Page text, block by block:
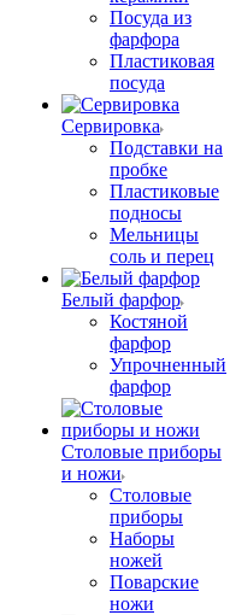
Посуда из
фарфора
Пластиковая
посуда
Сервировка
Подставки на
пробке
Пластиковые
подносы
Мельницы
соль и перец
Белый фарфор
Костяной
фарфор
Упрочненный
фарфор
Столовые приборы
и ножи
Столовые
приборы
Наборы
ножей
Поварские
ножи